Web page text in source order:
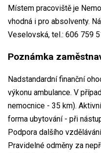
Místem pracoviště je
vhodná i pro absolventy.
Veselovská, tel.: 606 759
Poznámka
Nadstandardní finanční
výkonu ambulance. V
nemocnice - 35 km).
forma ubytování - při
Podpora dalšího
Pravidelné odměny za